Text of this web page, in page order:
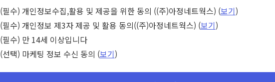
(필수) 개인정보수집,활용 및 제공을 위한 동의 ((주)아정네트웍스) (보기)
(필수) 개인정보 제3자 제공 및 활용 동의((주)아정네트웍스) (보기)
(필수) 만 14세 이상입니다
(선택) 마케팅 정보 수신 동의 (보기)